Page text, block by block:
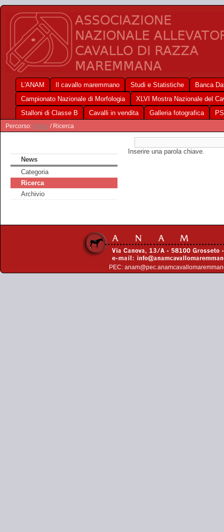
L'ANAM Il cavallo maremmano Studi e Statistiche
Banca
Campionato Nazionale di Morfologia
XLVI Mostra Nazionale del
Stalloni di Classe B
Cavalli in vendita Galleria fotografica
Percorso: News / Ricerca
News
Categoria
Ricerca
Archivio
Inserire una parola chiave.
PEC: